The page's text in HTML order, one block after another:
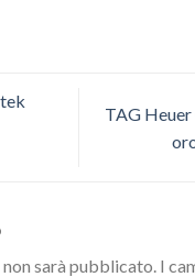
TAG
sarà pubblicato. I